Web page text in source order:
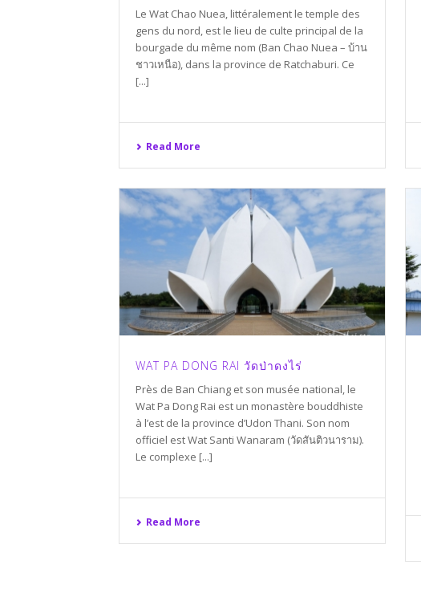
Le Wat Chao Nuea, littéralement le temple des
gens du nord, est le lieu de culte principal de la
bourgade du même nom (Ban Chao Nuea – บ้าน
ชาวเหนือ), dans la province de Ratchaburi. Ce
[...]
Read More
WAT PA DONG RAI วัดป่าดงไร่
Près de Ban Chiang et son musée national, le
Wat Pa Dong Rai est un monastère bouddhiste
à l’est de la province d’Udon Thani. Son nom
officiel est Wat Santi Wanaram (วัดสันติวนาราม).
Le complexe [...]
Read More